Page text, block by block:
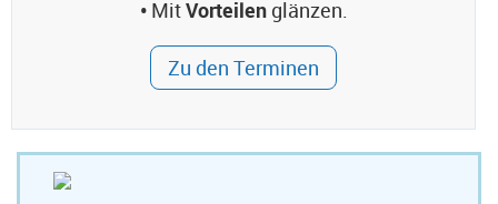
• MitVorteilen glänzen.
Zu den Terminen